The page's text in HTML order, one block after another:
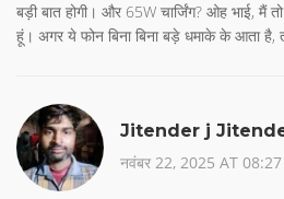
बड़ी बात होगी। और 65W चार्जिंग? ओह भाई, मैं
हूं। अगर ये फोन बिना बिना बड़े धमाके के आता है,
Jitender j
नवंबर 22, 2025 AT 08:27